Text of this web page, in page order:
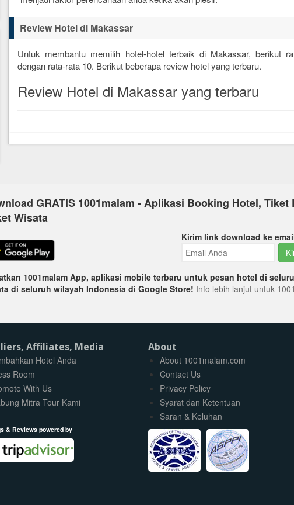
Review Hotel di Makassar
Untuk membantu memilih hotel-hotel terbaik di Makassar, berikut
dengan rata-rata 10. Berikut beberapa review hotel yang terbaru.
Review Hotel di Makassar yang terbaru
GRATIS 1001malam - Aplikasi Booking Hotel, Tiket
Wisata
Kirim link download ke
1001malam App, aplikasi mobile terbaru untuk pesan hotel di
di seluruh wilayah Indonesia di Google Store! Info lebih lanjut untuk
Affiliates, Media
Hotel Anda
Room
With Us
Mitra Tour Kami
& Reviews powered by
About
About 1001malam.com
Contact Us
Privacy Policy
Syarat dan Ketentuan
Saran & Keluhan